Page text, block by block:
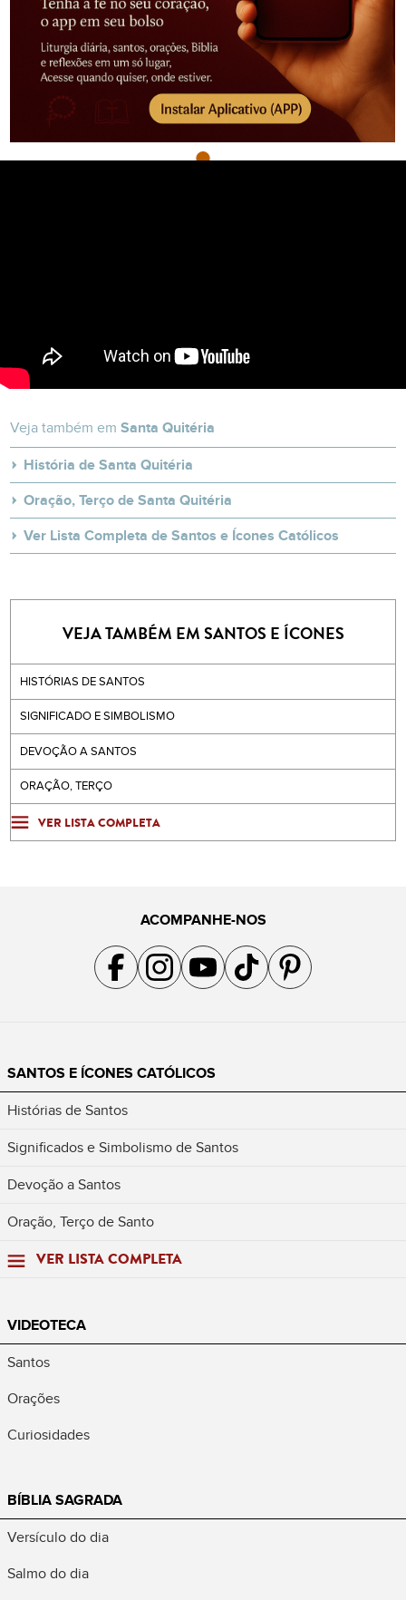
Veja também emSanta Quitéria
História de Santa Quitéria
Oração, Terço de Santa Quitéria
Ver Lista Completa de Santos e Ícones Católicos
VEJA TAMBÉM EM SANTOS E ÍCONES
HISTÓRIAS DE SANTOS
SIGNIFICADO E SIMBOLISMO
DEVOÇÃO A SANTOS
ORAÇÃO, TERÇO
VER LISTA COMPLETA
ACOMPANHE-NOS
Acompanhe a gente no Facebook
Acompanhe a gente no Instagram
Acompanhe a gente no YouTube
Acompanhe a gente no TikTok
Acompanhe a gente no
SANTOS E ÍCONES CATÓLICOS
Histórias de Santos
Significados e Simbolismo de Santos
Devoção a Santos
Oração, Terço de Santo
VER LISTA COMPLETA
VIDEOTECA
Santos
Orações
Curiosidades
BÍBLIA SAGRADA
Versículo do dia
Salmo do dia